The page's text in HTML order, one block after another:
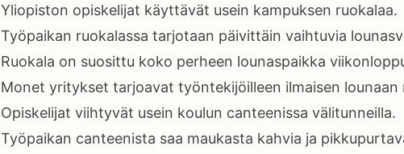
Yliopiston opiskelijat käyttävät usein kampuksen ruokalaa.
Työpaikan ruokalassa tarjotaan päivittäin vaihtuvia
Ruokala on suosittu koko perheen lounaspaikka
Monet yritykset tarjoavat työntekijöilleen ilmaisen lounaan
Opiskelijat viihtyvät usein koulun canteenissa välitunneilla.
Työpaikan canteenista saa maukasta kahvia ja